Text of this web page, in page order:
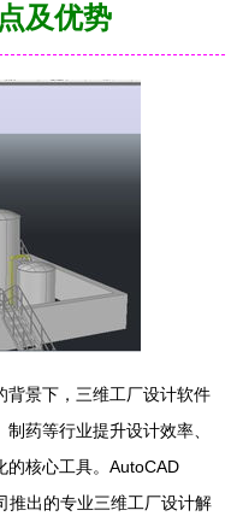
及优势
背景下，三维工厂设计软件
药等行业提升设计效率、
的核心工具。AutoCAD
推出的专业三维工厂设计解